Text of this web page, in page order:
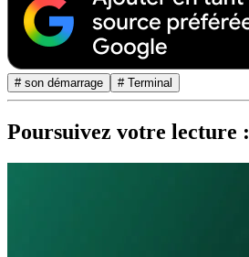
# son démarrage # Terminal
Poursuivez votre lecture :